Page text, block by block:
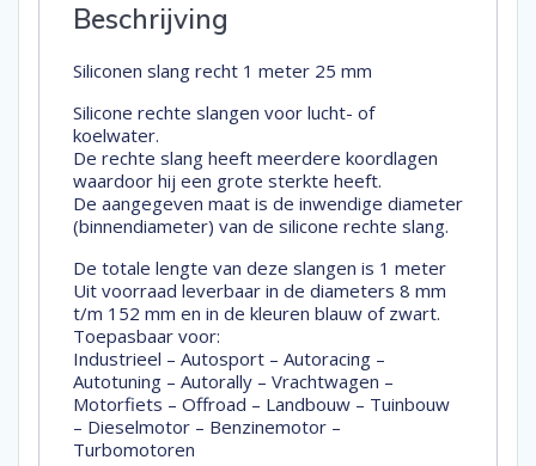
Beschrijving
Siliconen slang recht 1 meter 25 mm
Silicone rechte slangen voor lucht- of
koelwater.
De rechte slang heeft meerdere koordlagen
waardoor hij een grote sterkte heeft.
De aangegeven maat is de inwendige diameter
(binnendiameter) van de silicone rechte slang.
De totale lengte van deze slangen is 1 meter
Uit voorraad leverbaar in de diameters 8 mm
t/m 152 mm en in de kleuren blauw of zwart.
Toepasbaar voor:
Industrieel – Autosport – Autoracing –
Autotuning – Autorally – Vrachtwagen –
Motorfiets – Offroad – Landbouw – Tuinbouw
– Dieselmotor – Benzinemotor –
Turbomotoren